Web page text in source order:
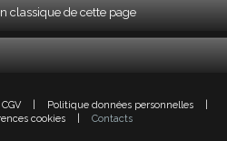
classique de cette page
CGV Politique données personnelles
cookies Contacts